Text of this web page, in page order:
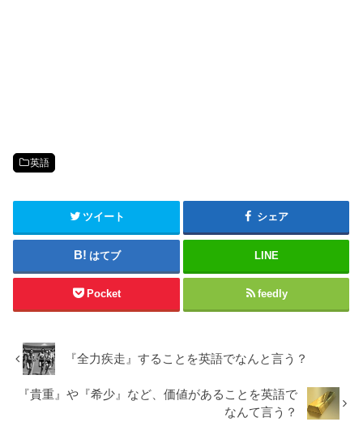
英語
ツイート シェア
はてブ LINE
Pocket feedly
『全力疾走』することを英語でなんと言う？
『貴重』や『希少』など、価値があることを英語で
なんて言う？